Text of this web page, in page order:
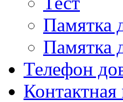
Памятка
Памятка
Телефон